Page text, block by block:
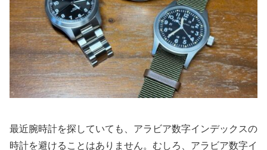
最近腕時計を探していても、アラビア数字インデックスの
時計を避けることはありません。むしろ、アラビア数字イ